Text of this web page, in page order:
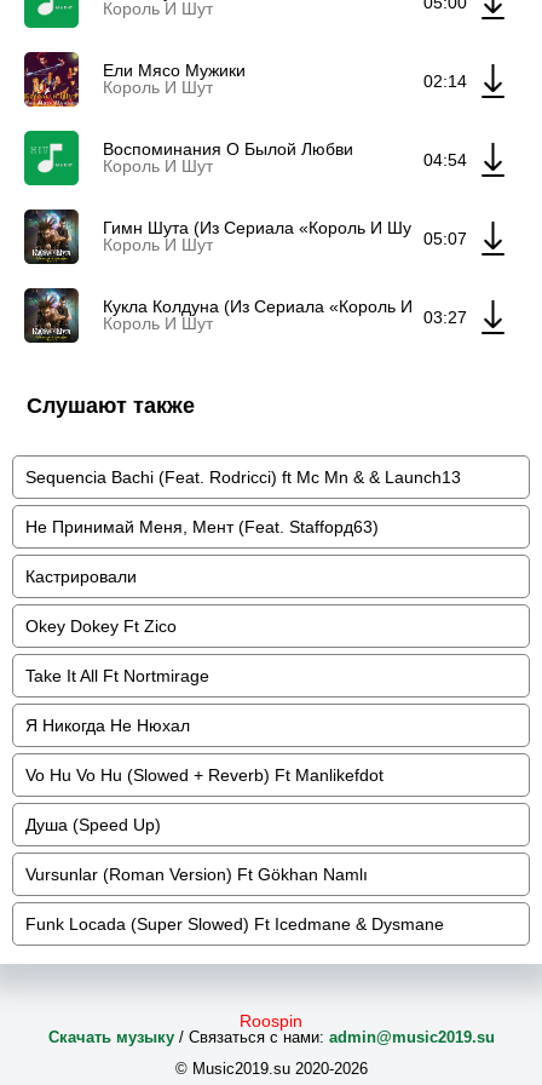
Король И Шут
Ели Мясо Мужики
Король И Шут
02:14
Воспоминания О Былой Любви
Король И Шут
04:54
Гимн Шута (Из Сериала «Король И Шут»)
Король И Шут
05:07
Кукла Колдуна (Из Сериала «Король И Шут»)
Король И Шут
03:27
Слушают также
Sequencia Bachi (Feat. Rodricci) ft Mc Mn & & Launch13
Не Принимай Меня, Мент (Feat. Staffорд63)
Кастрировали
Okey Dokey Ft Zico
Take It All Ft Nortmirage
Я Никогда Не Нюхал
Vo Hu Vo Hu (Slowed + Reverb) Ft Manlikefdot
Душа (Speed Up)
Vursunlar (Roman Version) Ft Gökhan Namlı
Funk Locada (Super Slowed) Ft Icedmane & Dysmane
Roospin
Скачать музыку/ Связаться с нами: admin@music2019.su
© Music2019.su 2020-2026